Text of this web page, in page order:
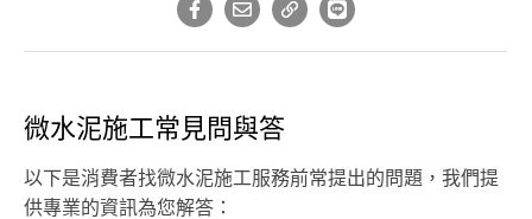
微水泥施工常見問與答
以下是消費者找微水泥施工服務前常提出的問題，我們提
供專業的資訊為您解答：